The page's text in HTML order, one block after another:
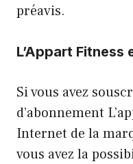
préavis.
L’Appart
Si vous avez
d’abonnement
Internet de la
vous avez la